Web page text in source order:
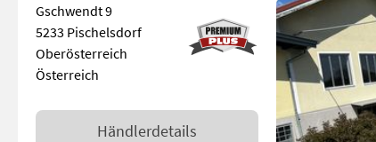
Gschwendt 9
5233 Pischelsdorf
Oberösterreich
Österreich
Händlerdetails